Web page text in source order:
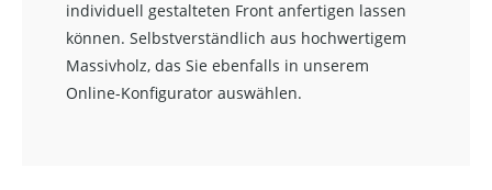
individuell gestalteten Front anfertigen lassen
können. Selbstverständlich aus hochwertigem
Massivholz, das Sie ebenfalls in unserem
Online-Konfigurator auswählen.